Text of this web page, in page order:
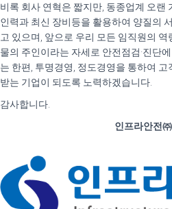
비록 회사 연혁은 짧지만, 동종업계 오랜
인력과 최신 장비등을 활용하여 양질의
고 있으며, 앞으로 우리 모든 임직원의
물의 주인이라는 자세로 안전점검·진단
는 한편, 투명경영, 정도경영을 통하여
받는 기업이 되도록 노력하겠습니다.
감사합니다.
인프라안전㈜